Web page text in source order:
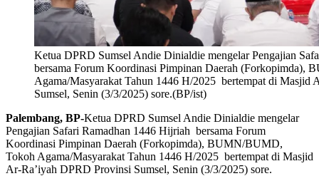
Ketua DPRD Sumsel Andie Dinialdie mengelar Pengajian
bersama Forum Koordinasi Pimpinan Daerah (Forkopimda),
Agama/Masyarakat Tahun 1446 H/2025 bertempat di Masjid
Sumsel, Senin (3/3/2025) sore.(BP/ist)
Palembang, BP-Ketua DPRD Sumsel Andie Dinialdie mengelar
Pengajian Safari Ramadhan 1446 Hijriah bersama Forum
Koordinasi Pimpinan Daerah (Forkopimda), BUMN/BUMD,
Tokoh Agama/Masyarakat Tahun 1446 H/2025 bertempat di Masjid
Ar-Ra’iyah DPRD Provinsi Sumsel, Senin (3/3/2025) sore.